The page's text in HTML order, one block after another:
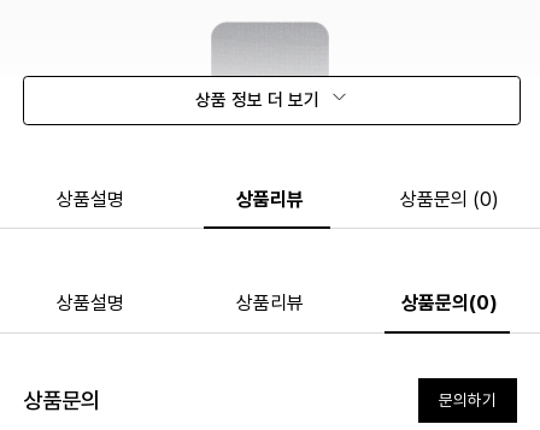
상품 정보 더 보기
상품설명 상품리뷰 상품문의 (0)
상품설명 상품리뷰 상품문의(0)
상품문의 문의하기